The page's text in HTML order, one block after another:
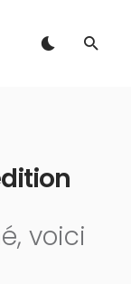
voici